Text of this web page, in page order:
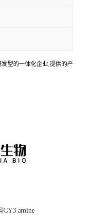
型的一体化企业,提供的产
CY3 amine